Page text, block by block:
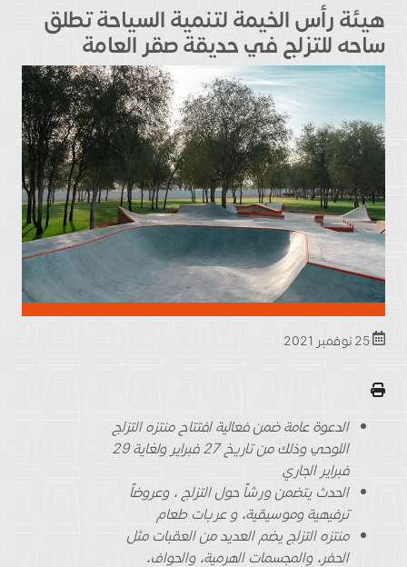
هيئة رأس الخيمة لتنمية السياحة تطلق
ساحه للتزلج في حديقة صقر العامة
الدعوة عامة ضمن فعالية افتتاح منتزه التزلج
اللوحي وذلك من تاريخ 27 فبراير ولغاية 29
فبراير الجاري
الحدث يتضمن ورشاً حول التزلج ، وعروضاً
ترفيهية وموسيقية، و عربات طعام
منتزه التزلج يضم العديد من العقبات مثل
الحفر، والمجسمات الهرمية، والحواف،